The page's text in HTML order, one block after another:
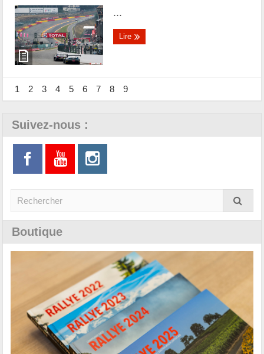
...
Lire
1 2 3 4 5 6 7 8 9
Suivez-nous :
Boutique